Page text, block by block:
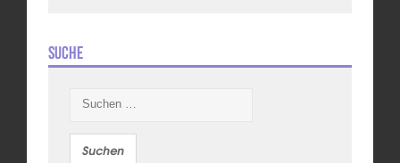
Suche
nach: